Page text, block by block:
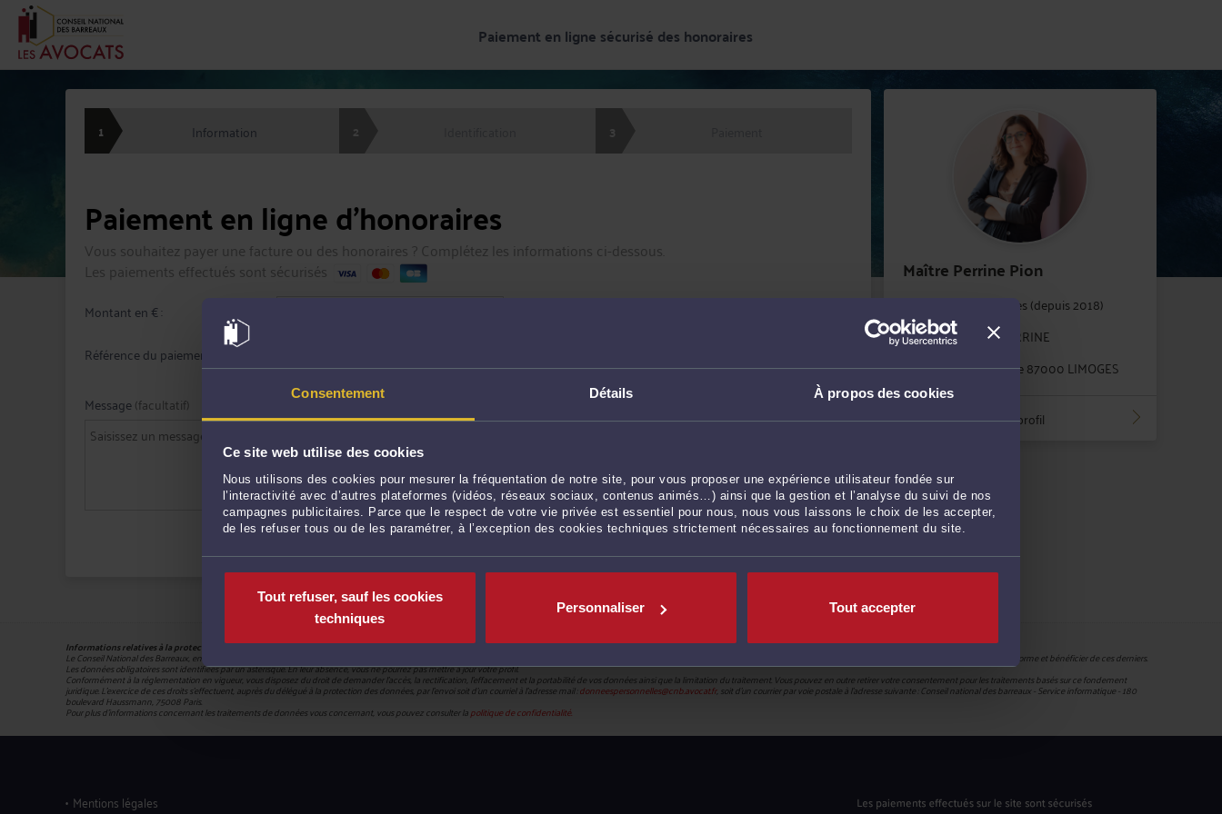
Consentement Détails À propos des cookies
Ce site web utilise des cookies
Nous utilisons des cookies pour mesurer la fréquentation de notre site, pour vous proposer une expérience utilisateur fondée sur
l’interactivité avec d’autres plateformes (vidéos, réseaux sociaux, contenus animés…) ainsi que la gestion et l’analyse du suivi de nos
campagnes publicitaires. Parce que le respect de votre vie privée est essentiel pour nous, nous vous laissons le choix de les accepter,
de les refuser tous ou de les paramétrer, à l’exception des cookies techniques strictement nécessaires au fonctionnement du site.
Tout refuser, sauf les cookies
techniques
Personnaliser Tout accepter
Paiement en ligne sécurisé des honoraires
Maître Perrine Pion
Barreau de Limoges (depuis 2018)
Cabinet : PION PERRINE
15 Rue de la Reynie 87000 LIMOGES
Voir le profil
1 Information 2 3
Paiement en ligne d'honoraires
Vous souhaitez payer une facture ou des honoraires ? Complétez les informations ci-dessous.
Les paiements effectués sont sécurisés
Montant en € :
Référence du paiement :
Message(facultatif)
CONTINUER
Informations relatives à la protection de vos données
Le Conseil National des Barreaux, en sa qualité de responsable du traitement (180 – 75008 Paris), met en œuvre un traitement de données caractère personnel en vue de la création de votre compte pour pouvoir accéder aux services proposés par la plateforme et bénéficier de ces derniers.
Les données obligatoires sont identifiées par un astérisque. En leur absence, vous ne pourrez pas mettre à jour votre profil.
Conformément à la réglementation en vigueur, vous disposez du droit de demander l'accès, la rectification, l’effacement et la portabilité de vos données ainsi que la limitation du traitement. Vous pouvez en outre retirer votre consentement pour les traitements basés sur ce fondement
juridique. L’exercice de ces droits s’effectuent, auprès du délégué à la protection des données, par l’envoi soit d’un courriel à l’adresse mail : donneespersonnelles@cnb.avocat.fr, soit d’un courrier par voie postale à l’adresse suivante : Conseil national des barreaux - Service informatique - 180
boulevard Haussmann, 75008 Paris.
Pour plus d’informations concernant les traitements de données vous concernant, vous pouvez consulter lapolitique de confidentialité.
Mentions légales